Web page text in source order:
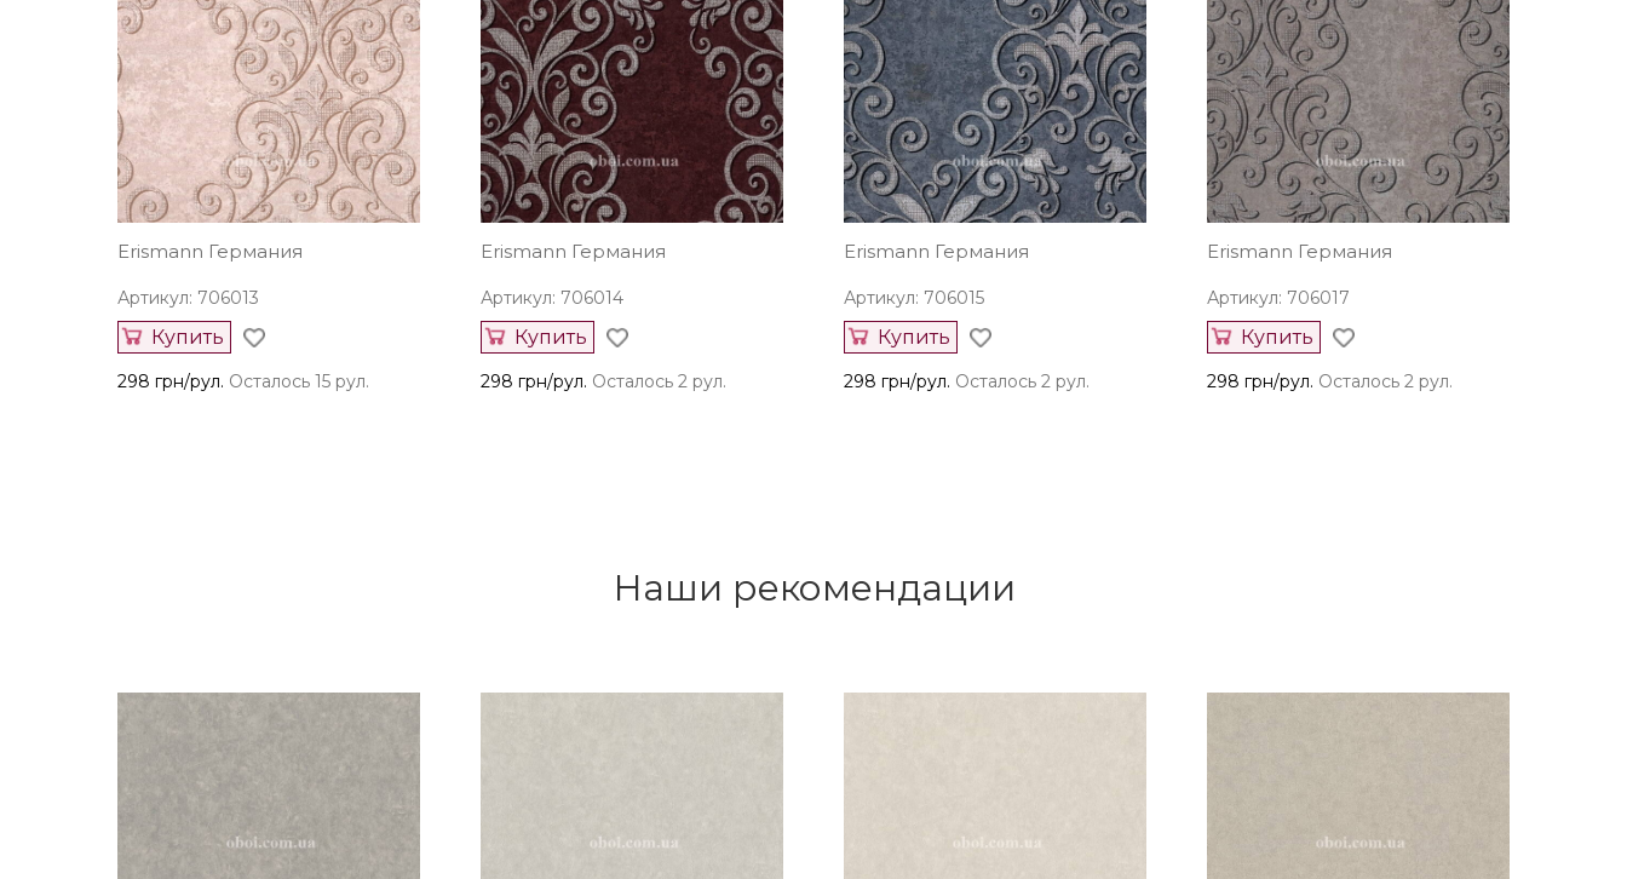
Erismann Германия
Артикул: 706013
Купить
298 грн/рул. Осталось 15 рул.
Erismann Германия
Артикул: 706014
Купить
298 грн/рул. Осталось 2 рул.
Erismann Германия
Артикул: 706015
Купить
298 грн/рул. Осталось 2 рул.
Erismann Германия
Артикул: 706017
Купить
298 грн/рул. Осталось 2 рул.
Наши рекомендации